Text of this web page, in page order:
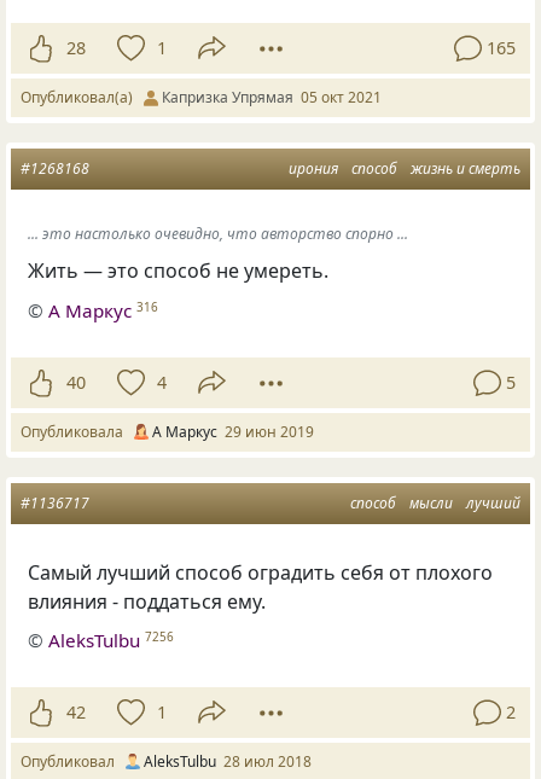
28 1 165
Опубликовал(а) Капризка Упрямая 05 окт 2021
ирония способ жизнь и смерть
#1268168
... это настолько очевидно, что авторство спорно ...
Жить — это способ не умереть.
©А Маркус 316
40 4 5
Опубликовала А Маркус 29 июн 2019
способ мысли лучший
#1136717
Самый лучший способ оградить себя от плохого
влияния - поддаться ему.
©AleksTulbu 7256
42 1 2
Опубликовал AleksTulbu 28 июл 2018